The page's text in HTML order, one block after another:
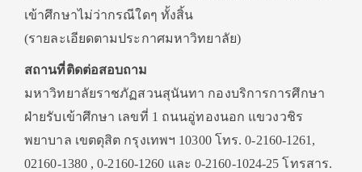
เข้าศึกษาไม่ว่ากรณีใดๆ ทั้งสิ้น
(รายละเอียดตามประกาศมหาวิทยาลัย)
สถานที่ติดต่อสอบถาม
มหาวิทยาลัยราชภัฏสวนสุนันทา กองบริการการศึกษา
ฝ่ายรับเข้าศึกษา เลขที่ 1 ถนนอู่ทองนอก แขวงวชิร
พยาบาล เขตดุสิต กรุงเทพฯ 10300 โทร. 0-2160-1261,
02160-1380 , 0-2160-1260 และ 0-2160-1024-25 โทรสาร.